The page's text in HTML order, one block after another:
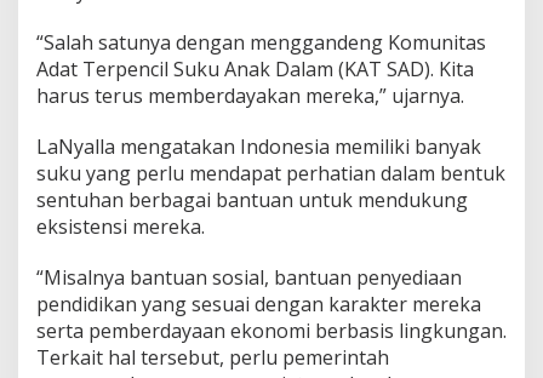
“Salah satunya dengan menggandeng Komunitas
Adat Terpencil Suku Anak Dalam (KAT SAD). Kita
harus terus memberdayakan mereka,” ujarnya.
LaNyalla mengatakan Indonesia memiliki banyak
suku yang perlu mendapat perhatian dalam bentuk
sentuhan berbagai bantuan untuk mendukung
eksistensi mereka.
“Misalnya bantuan sosial, bantuan penyediaan
pendidikan yang sesuai dengan karakter mereka
serta pemberdayaan ekonomi berbasis lingkungan.
Terkait hal tersebut, perlu pemerintah